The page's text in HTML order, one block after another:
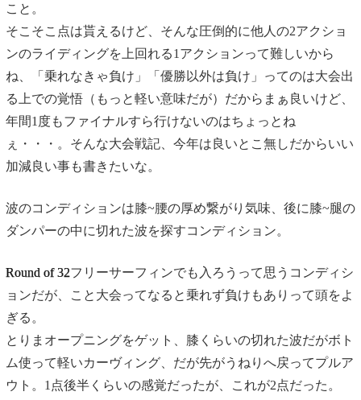
こと。
そこそこ点は貰えるけど、そんな圧倒的に他人の2アクショ
ンのライディングを上回れる1アクションって難しいから
ね、「乗れなきゃ負け」「優勝以外は負け」ってのは大会出
る上での覚悟（もっと軽い意味だが）だからまぁ良いけど、
年間1度もファイナルすら行けないのはちょっとね
ぇ・・・。そんな大会戦記、今年は良いとこ無しだからいい
加減良い事も書きたいな。
波のコンディションは膝~腰の厚め繋がり気味、後に膝~腿の
ダンパーの中に切れた波を探すコンディション。
Round of 32フリーサーフィンでも入ろうって思うコンディシ
ョンだが、こと大会ってなると乗れず負けもありって頭をよ
ぎる。
とりまオープニングをゲット、膝くらいの切れた波だがボト
ム使って軽いカーヴィング、だが先がうねりへ戻ってプルア
ウト。1点後半くらいの感覚だったが、これが2点だった。